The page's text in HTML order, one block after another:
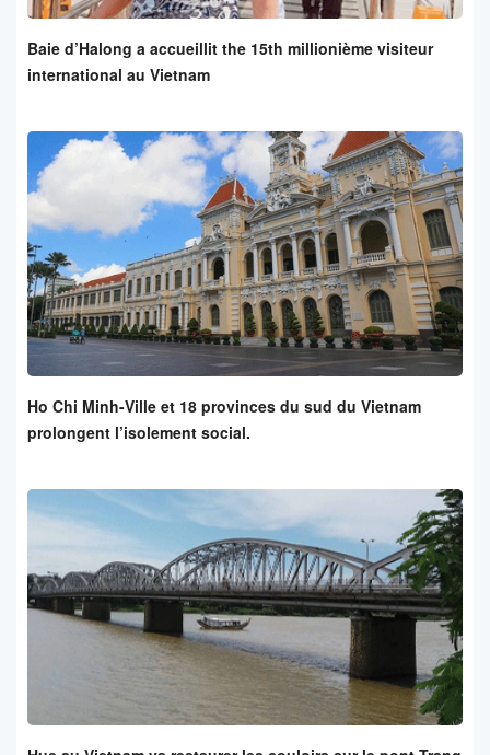
Baie d’Halong a accueillit the 15th millionième visiteur
international au Vietnam
Ho Chi Minh-Ville et 18 provinces du sud du Vietnam
prolongent l’isolement social.